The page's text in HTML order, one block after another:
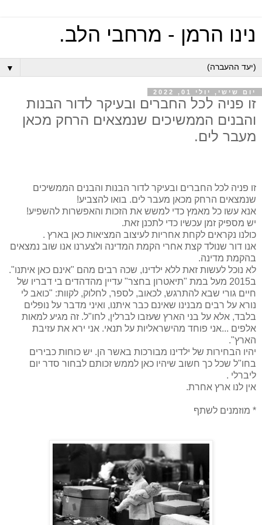
נינו הרמן - מרחבי הלב.
▼
יום שישי, יולי 01, 2022
זו פניה לכל החברים ובעיקר לדור הבנות
והבנים הממשיכים שנמצאים הרחק מכאן
מעבר לים.
זו פניה לכל החברים ובעיקר לדור הבנות והבנים הממשיכים
שנמצאים הרחק מכאן מעבר לים. בואו להצביע!
אנא עשו כל מאמץ כדי למשש את הזכות והאפשרות להשפיע!
יש מספיק זמן עכשיו כדי לתכנן זאת.
כולנו נקראים לקחת אחריות לעיצוב המציאות כאן בארץ .
אנו דור שנולד קצת אחרי הקמת המדינה ולצערנו אנו שוב נמצאים
בהקמת מדינה.
לא נוכל לעשות זאת ללא ילדינו, שכה רבים מהם "אינם כאן איתנו".
ב2015 מעל במת "תיאטרון בחצר" עדיין מהדהדים בי דבריו של
חיים גורי שבא להתרגש, לכאוב, לספר, לחלוק, לקוות: "כואב לי
נורא על רבים מבנינו שאינם כבר איתנו, ואיני מדבר על נופלים
בלבד, אלא על בני הארץ שעזבו לברלין, לחו"ל. זה מגיע למאות
אלפים ...אני פוחד מהישראליות על תנאי. אני ירא את עזיבת
הארץ".
יהיו הבחירות של ילדינו מבורכות באשר הן. יש כוחות כבירים
בחו"ל שכל כך חשוב שיהיו כאן לממש זכותם לבחור סדר יום
ליברלי .
אין לנו ארץ אחרת.
* מוזמנים לשתף